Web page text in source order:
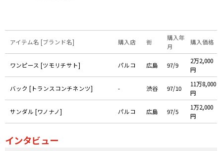
アイテム名 [ブランド名] 購入店 街
購入年
月
購入価格
ワンピース [ツモリチサト] パルコ 広島 97/9
2万2,000
円
バック [トランスコンチネンツ] - 渋谷 97/10
11万8,000
円
サンダル [ワノナノ] パルコ 広島 97/5
1万2,000
円
インタビュー